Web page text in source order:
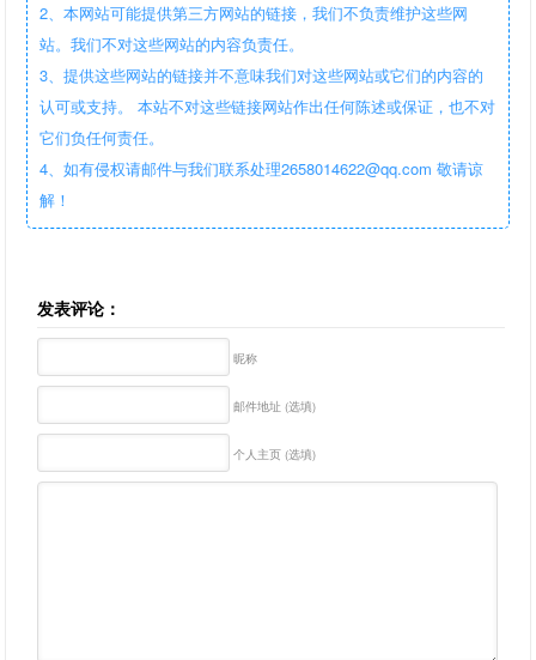
2、本网站可能提供第三方网站的链接，我们不负责维护这些网
站。我们不对这些网站的内容负责任。
3、提供这些网站的链接并不意味我们对这些网站或它们的内容的
认可或支持。 本站不对这些链接网站作出任何陈述或保证，也不对
它们负任何责任。
4、如有侵权请邮件与我们联系处理2658014622@qq.com 敬请谅
解！
发表评论：
昵称
邮件地址 (选填)
个人主页 (选填)